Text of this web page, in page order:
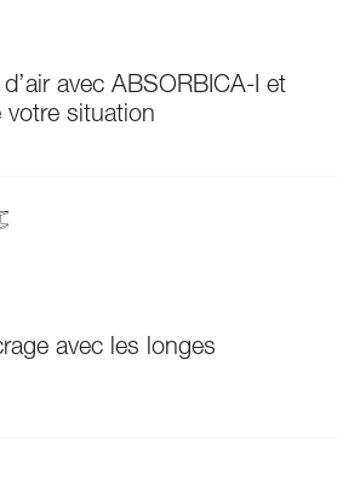
avec ABSORBICA-I et
votre situation
avec les longes